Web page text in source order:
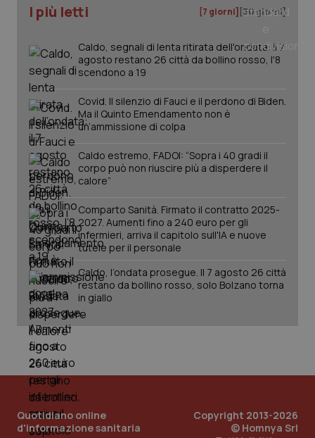
Quotidiano Pediatria
Rene & patologie urogenitali
Salute orale & impianti
Sangue & coagulazione
Tiroide
Tumore al seno
Tumore ovarico
Tumori del Polmone & Testa Collo
Tumori gastrointestinali
Ulcera & Reflusso
Vaccini
I più letti [7 giorni] [30 giorni]
Caldo, segnali di lenta ritirata dell'ondata: il 7
agosto restano 26 città da bollino rosso, l'8
scendono a 19
Covid. Il silenzio di Fauci e il perdono di Biden.
Ma il Quinto Emendamento non è
un’ammissione di colpa
Caldo estremo, FADOI: “Sopra i 40 gradi il
corpo può non riuscire più a disperdere il
calore”
Comparto Sanità. Firmato il contratto 2025-
2027. Aumenti fino a 240 euro per gli
infermieri, arriva il capitolo sull'IA e nuove
tutele per il personale
Caldo, l’ondata prosegue. Il 7 agosto 26 città
restano da bollino rosso, solo Bolzano torna
in giallo
Quotidiano online
d'informazione sanitaria
Copyright 2013-2026
© Homnya Srl
CookieScriptConsent
CookieScript
www.quotidianosanita.it
tracking-sites-ironfish-
2